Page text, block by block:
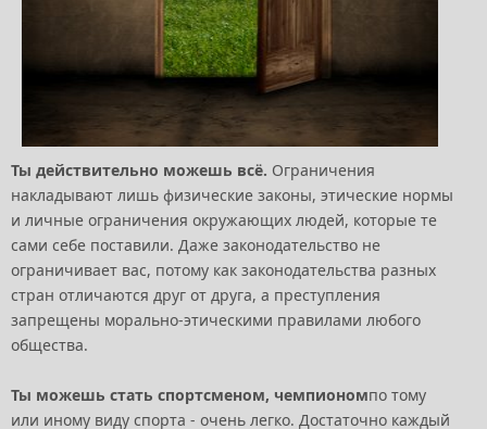
Ты действительно можешь всё. Ограничения
накладывают лишь физические законы, этические нормы
и личные ограничения окружающих людей, которые те
сами себе поставили. Даже законодательство не
ограничивает вас, потому как законодательства разных
стран отличаются друг от друга, а преступления
запрещены морально-этическими правилами любого
общества.
Ты можешь стать спортсменом, чемпиономпо тому
или иному виду спорта - очень легко. Достаточно каждый